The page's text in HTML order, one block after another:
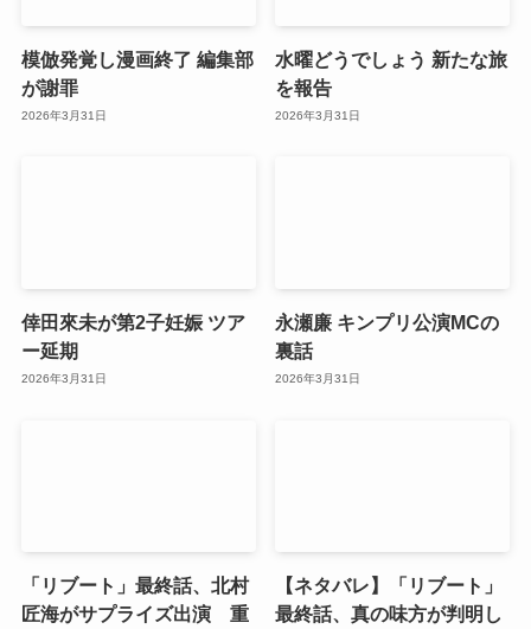
模倣発覚し漫画終了 編集部
が謝罪
2026年3月31日
水曜どうでしょう 新たな旅
を報告
2026年3月31日
倖田來未が第2子妊娠 ツア
ー延期
2026年3月31日
永瀬廉 キンプリ公演MCの
裏話
2026年3月31日
「リブート」最終話、北村
匠海がサプライズ出演 重
【ネタバレ】「リブート」
最終話、真の味方が判明し